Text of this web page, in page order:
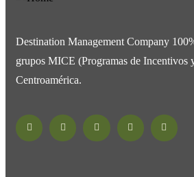
Destination Management Company
grupos MICE (Programas de Incentivos
Centroamérica.